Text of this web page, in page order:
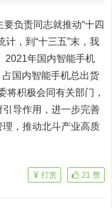
负责同志就推动“十四
计，到“十三五”末，我
2021年国内智能手机
国内智能手机总出货
将积极会同有关部门，
导作用，进一步完善
，推动北斗产业高质
21 赞
打赏